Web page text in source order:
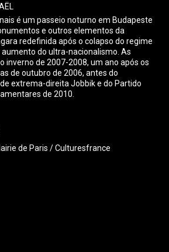
é um passeio noturno em Budapeste
e outros elementos da
redefinida após o colapso do regime
do ultra-nacionalismo. As
inverno de 2007-2008, um ano após os
de outubro de 2006, antes do
extrema-direita Jobbik e do Partido
de 2010.
de Paris / Culturesfrance